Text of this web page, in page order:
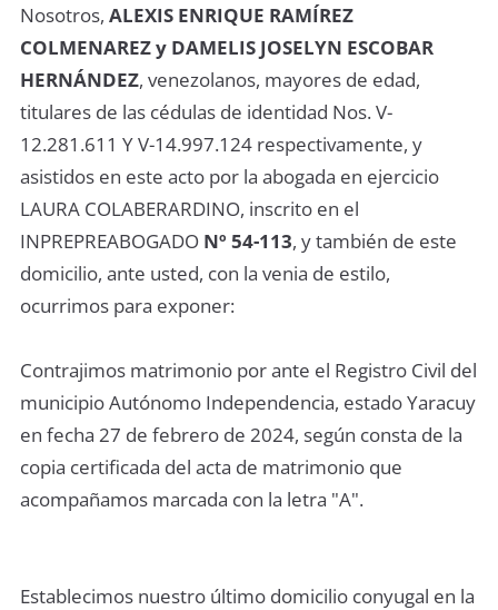
Nosotros, ALEXIS ENRIQUE RAMÍREZ
COLMENAREZ y DAMELIS JOSELYN ESCOBAR
HERNÁNDEZ, venezolanos, mayores de edad,
titulares de las cédulas de identidad Nos. V-
12.281.611 Y V-14.997.124 respectivamente, y
asistidos en este acto por la abogada en ejercicio
LAURA COLABERARDINO, inscrito en el
INPREPREABOGADO Nº 54-113, y también de este
domicilio, ante usted, con la venia de estilo,
ocurrimos para exponer:
Contrajimos matrimonio por ante el Registro Civil del
municipio Autónomo Independencia, estado Yaracuy
en fecha 27 de febrero de 2024, según consta de la
copia certificada del acta de matrimonio que
acompañamos marcada con la letra "A".
Establecimos nuestro último domicilio conyugal en la